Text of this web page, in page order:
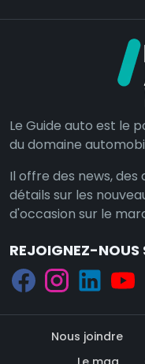
Le Guide auto est le
du domaine
Il offre des news, des
détails sur les
d'occasion sur le
REJOIGNEZ-NOUS
Nous joindre